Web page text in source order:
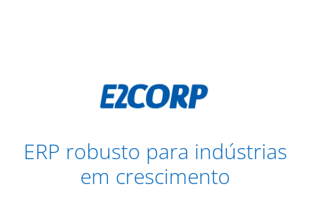
ERP robusto para indústrias
em crescimento